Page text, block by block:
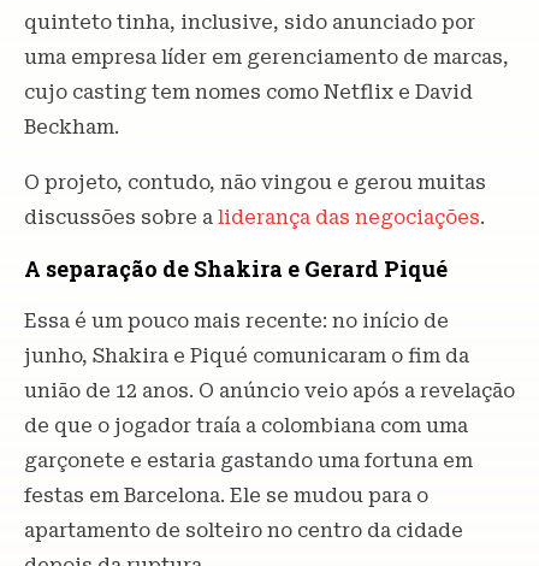
quinteto tinha, inclusive, sido anunciado por
uma empresa líder em gerenciamento de marcas,
cujo casting tem nomes como Netflix e David
Beckham.
O projeto, contudo, não vingou e gerou muitas
discussões sobre a liderança das negociações.
A separação de Shakira e Gerard Piqué
Essa é um pouco mais recente: no início de
junho, Shakira e Piqué comunicaram o fim da
união de 12 anos. O anúncio veio após a revelação
de que o jogador traía a colombiana com uma
garçonete e estaria gastando uma fortuna em
festas em Barcelona. Ele se mudou para o
apartamento de solteiro no centro da cidade